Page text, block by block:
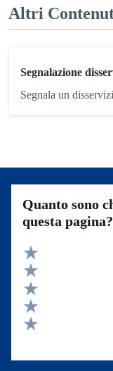
Altri
Segnalazione
Segnala un
Quanto sono
questa pagina?
Valuta 5 stelle su 5
Valuta 4 stelle su 5
Valuta 3 stelle su 5
Valuta 2 stelle su 5